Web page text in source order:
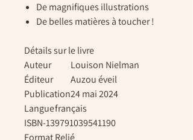
De magnifiques illustrations
De belles matières à toucher !
Détails sur le livre
Auteur
Louison Nielman
Éditeur
Auzou éveil
Publication24 mai 2024
Languefrançais
ISBN-139791039541190
FormatRelié